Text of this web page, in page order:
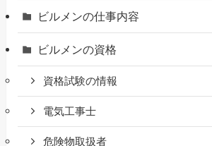
ビルメンの仕事内容
ビルメンの資格
資格試験の情報
電気工事士
危険物取扱者